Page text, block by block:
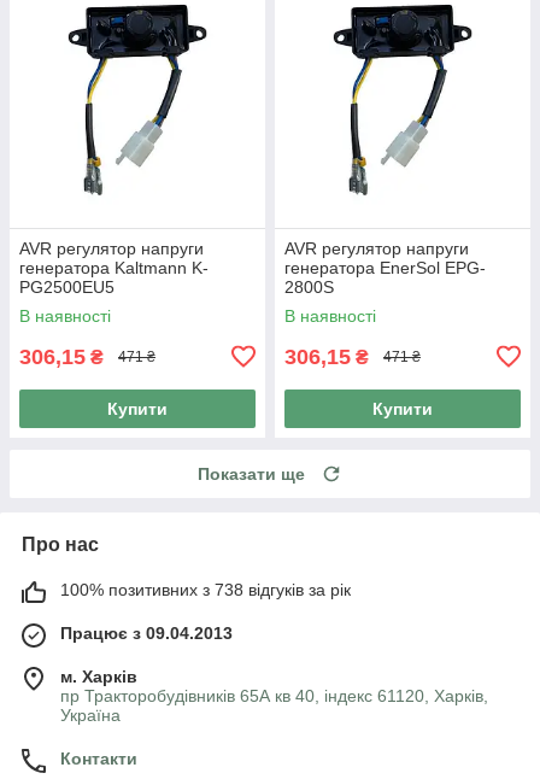
AVR регулятор напруги
генератора Kaltmann K-
PG2500EU5
В наявності
306,15 ₴ 471 ₴
Купити
AVR регулятор напруги
генератора EnerSol EPG-
2800S
В наявності
306,15 ₴ 471 ₴
Купити
Показати ще
Про нас
100% позитивних з 738 відгуків за рік
Працює з 09.04.2013
м. Харків
пр Тракторобудівників 65А кв 40, індекс 61120, Харків,
Україна
Контакти